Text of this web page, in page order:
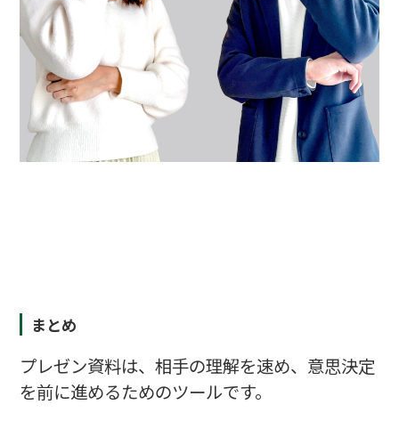
まとめ
プレゼン資料は、相手の理解を速め、意思決定
を前に進めるためのツールです。